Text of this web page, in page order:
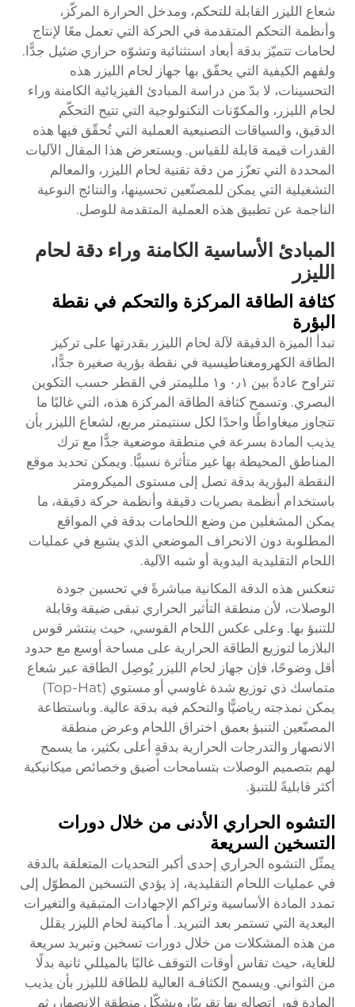
شعاع الليزر القابلة للتحكم، ومدخل الحرارة المركّز،
وأنظمة التحكم المتقدمة في الحركة التي تعمل معًا لإنتاج
لحامات تتميّز بدقة أبعاد استثنائية وتشوّه حراري ضئيل جدًّا.
ولفهم الكيفية التي يحقّق بها جهاز لحام الليزر هذه
التحسينات، لا بدّ من دراسة المبادئ الفيزيائية الكامنة وراء
لحام الليزر، والمكوّنات التكنولوجية التي تتيح التحكّم
الدقيق، والسياقات التصنيعية العملية التي تُحقّق فيها هذه
القدرات قيمة قابلة للقياس. ويستعرض هذا المقال الآليات
المحددة التي تعزّز من دقة تقنية لحام الليزر، والمعالم
التشغيلية التي يمكن للمصنّعين تحسينها، والنتائج النوعية
الناجمة عن تطبيق هذه العملية المتقدمة للوصل.
المبادئ الأساسية الكامنة وراء دقة لحام
الليزر
كثافة الطاقة المركزة والتحكم في نقطة
البؤرة
تبدأ الميزة الدقيقة لآلة لحام الليزر بقدرتها على تركيز
الطاقة الكهرومغناطيسية في نقطة بؤرية صغيرة جدًّا،
تتراوح عادةً بين ٠٫١ و١ ملليمتر في القطر حسب التكوين
البصري. وتسمح كثافة الطاقة المركزة هذه، التي غالبًا ما
تتجاوز ميغاواطًا واحدًا لكل سنتيمتر مربع، لشعاع الليزر بأن
يذيب المادة بسرعة في منطقة موضعية جدًّا مع ترك
المناطق المحيطة بها غير متأثرة نسبيًّا. ويمكن تحديد موقع
النقطة البؤرية بدقة تصل إلى مستوى الميكرومتر
باستخدام أنظمة بصريات دقيقة وأنظمة حركة دقيقة، ما
يمكن المشغلين من وضع اللحامات بدقة في المواقع
المطلوبة دون الانحراف الموضعي الذي يشيع في عمليات
اللحام التقليدية اليدوية أو شبه الآلية.
تنعكس هذه الدقة المكانية مباشرةً في تحسين جودة
الوصلات، لأن منطقة التأثير الحراري تبقى ضيقة وقابلة
للتنبؤ بها. وعلى عكس اللحام القوسي، حيث ينتشر قوس
البلازما لتوزيع الطاقة الحرارية على مساحة أوسع مع حدود
أقل وضوحًا، فإن جهاز لحام الليزر يُوصِل الطاقة عبر شعاع
متماسك ذي توزيع شدة غاوسي أو مستوي (Top-Hat)
يمكن نمذجته رياضيًّا والتحكم فيه بدقة عالية. وباستطاعة
المصنّعين التنبؤ بعمق اختراق اللحام وعرض منطقة
الانصهار والتدرجات الحرارية بدقةٍ أعلى بكثير، ما يسمح
لهم بتصميم الوصلات بتسامحات أضيق وخصائص ميكانيكية
أكثر قابليةً للتنبؤ.
التشوه الحراري الأدنى من خلال دورات
التسخين السريعة
يمثّل التشوه الحراري إحدى أكبر التحديات المتعلقة بالدقة
في عمليات اللحام التقليدية، إذ يؤدي التسخين المطوّل إلى
تمدد المادة الأساسية وتراكم الإجهادات المتبقية والتغيرات
البعدية التي تستمر بعد التبريد. أ ماكينة لحام الليزر يقلل
من هذه المشكلات من خلال دورات تسخين وتبريد سريعة
للغاية، حيث تقاس أوقات التوقف غالبًا بالميللي ثانية بدلًا
من الثواني. ويسمح الكثافـة العالية للطاقة للليزر بأن يذيب
المادة فور اتصاله بها تقريبًا، ويشكّل منطقة الانصهار، ثم